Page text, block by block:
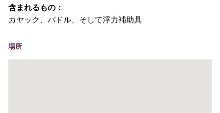
含まれるもの：
カヤック、パドル、そして浮力補助具
場所